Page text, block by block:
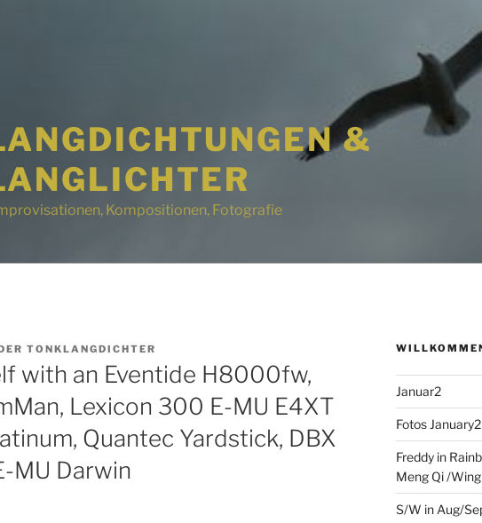
&
Kompositionen, Fotografie
TONKLANGDICHTER
with an Eventide H8000fw,
Lexicon 300 E-MU E4XT
Quantec Yardstick, DBX
MU Darwin
Januar2
Fotos
Freddy in
Meng Qi /
S/W in Aug/